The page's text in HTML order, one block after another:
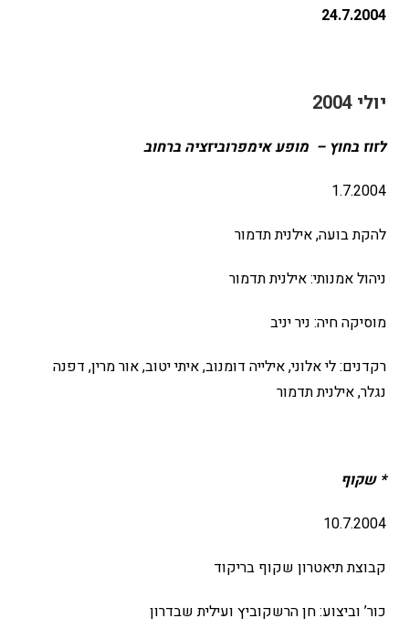
24.7.2004
יולי 2004
לזוז בחוץ – מופע אימפרוביזציה ברחוב
1.7.2004
להקת בועה, אילנית תדמור
ניהול אמנותי: אילנית תדמור
מוסיקה חיה: ניר יניב
רקדנים: לי אלוני, אילייה דומנוב, איתי יטוב, אור מרין, דפנה
נגלר, אילנית תדמור
* שקוף
10.7.2004
קבוצת תיאטרון שקוף בריקוד
כור’ וביצוע: חן הרשקוביץ ועילית שבדרון